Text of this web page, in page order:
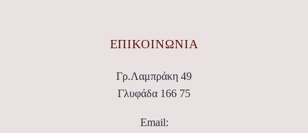
ΕΠΙΚΟΙΝΩΝΊΑ
Γρ.Λαμπράκη 49
Γλυφάδα 166 75
Email: